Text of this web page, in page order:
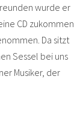
wurde er
CD zukommen
Da sitzt
Sessel bei uns
Musiker, der